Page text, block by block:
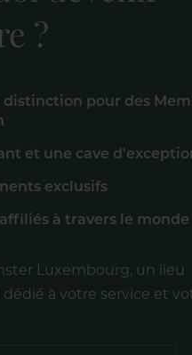
?
distinction pour des
et une cave
exclusifs
affiliés à travers le monde
Luxembourg, un lieu
à votre service et